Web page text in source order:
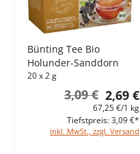
Bünting Tee Bio
Holunder-Sanddorn
20 x 2 g
2,69 €
3,09 €
67,25 €/1 kg
inkl. MwSt., zzgl. Versand
Tiefstpreis: 3,09 €*